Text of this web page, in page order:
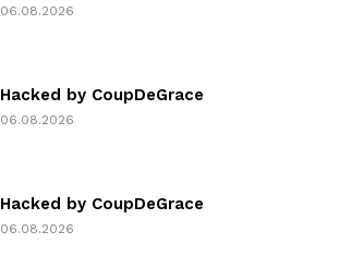
06.08.2026
Hacked by CoupDeGrace
06.08.2026
Hacked by CoupDeGrace
06.08.2026